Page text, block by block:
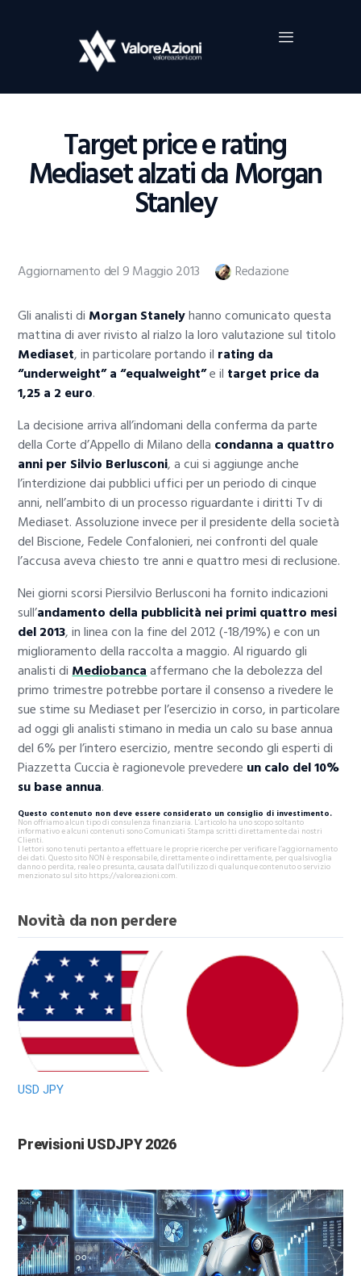
Target price e rating
Mediaset alzati da Morgan
Stanley
Home
Investimenti
Borsa
Guide Al Trading
Criptovalute
Aggiornamento del 9 Maggio 2013 Redazione
Gli analisti di Morgan Stanelyhanno comunicato questa
mattina di aver rivisto al rialzo la loro valutazione sul titolo
Mediaset, in particolare portando il rating da
“underweight” a “equalweight”e il target price da
1,25 a 2 euro.
La decisione arriva all’indomani della conferma da parte
della Corte d’Appello di Milano della condanna a quattro
anni per Silvio Berlusconi, a cui si aggiunge anche
l’interdizione dai pubblici uffici per un periodo di cinque
anni, nell’ambito di un processo riguardante i diritti Tv di
Mediaset. Assoluzione invece per il presidente della società
del Biscione, Fedele Confalonieri, nei confronti del quale
l’accusa aveva chiesto tre anni e quattro mesi di reclusione.
Nei giorni scorsi Piersilvio Berlusconi ha fornito indicazioni
sull’andamento della pubblicità nei primi quattro mesi
del 2013, in linea con la fine del 2012 (-18/19%) e con un
miglioramento della raccolta a maggio. Al riguardo gli
analisti diMediobancaaffermano che la debolezza del
primo trimestre potrebbe portare il consenso a rivedere le
sue stime su Mediaset per l’esercizio in corso, in particolare
ad oggi gli analisti stimano in media un calo su base annua
del 6% per l’intero esercizio, mentre secondo gli esperti di
Piazzetta Cuccia è ragionevole prevedere un calo del 10%
su base annua.
Questo contenuto non deve essere considerato un consiglio di investimento.
Non offriamo alcun tipo di consulenza finanziaria. L’articolo ha uno scopo soltanto
informativo e alcuni contenuti sono Comunicati Stampa scritti direttamente dai nostri
Clienti.
I lettori sono tenuti pertanto a effettuare le proprie ricerche per verificare l’aggiornamento
dei dati. Questo sito NON è responsabile, direttamente o indirettamente, per qualsivoglia
danno o perdita, reale o presunta, causata dall'utilizzo di qualunque contenuto o servizio
menzionato sul sito https://valoreazioni.com.
Novità da non perdere
USD JPY
Previsioni USDJPY 2026